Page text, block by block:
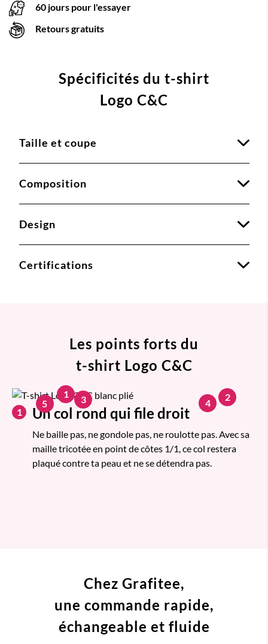
60 jours pour l'essayer
Retours gratuits
Spécificités du t-shirt
Logo C&C
Taille et coupe
Composition
Design
Certifications
Les points forts du
t-shirt Logo C&C
1 Un col rond qui file droit
Ne baille pas, ne gondole pas, ne roulotte pas. Avec sa
maille tricotée en point de côtes 1/1, ce col restera
plaqué contre ta peau et ne se détendra pas.
1 2
3 4
5
Chez Grafitee,
une commande rapide,
échangeable et fluide